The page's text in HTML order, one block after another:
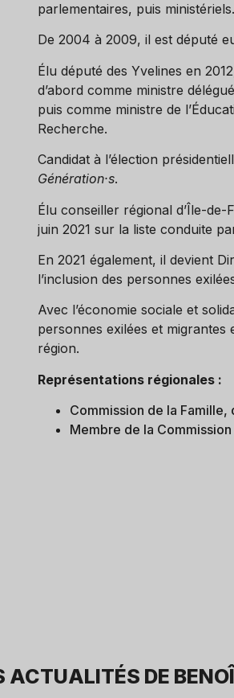
parlementaires, puis ministériels.
De 2004 à 2009, il est député
Élu député des Yvelines en
d’abord comme ministre
puis comme ministre de
Recherche.
Candidat à l’élection
Génération·s.
Élu conseiller régional d’Île-
juin 2021 sur la liste conduite
En 2021 également, il devient
l’inclusion des personnes
Avec l’économie sociale et
personnes exilées et migrantes
région.
Représentations régionales :
Commission de la Famille,
Membre de la
ACTUALITÉS DE